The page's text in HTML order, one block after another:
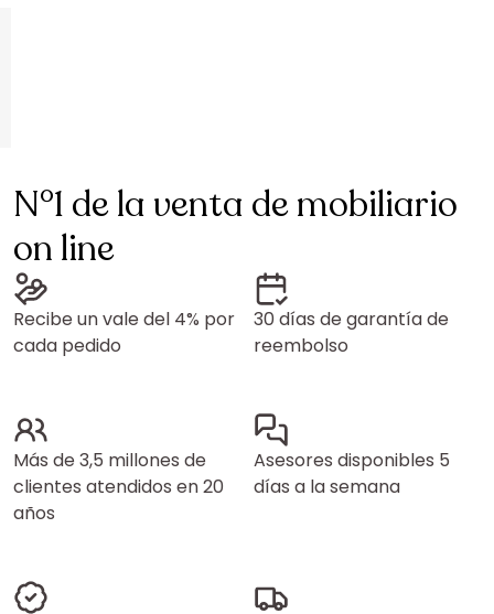
N°1 de la venta de mobiliario
on line
Recibe un vale del 4% por
cada pedido
30 días de garantía de
reembolso
Más de 3,5 millones de
clientes atendidos en 20
años
Asesores disponibles 5
días a la semana